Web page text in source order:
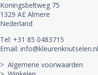
Koningsbeltweg 75
1329 AE Almere
Nederland
Tel: +31 85 0483715
Email: info@kleurenknutselen.nl
> Algemene voorwaarden